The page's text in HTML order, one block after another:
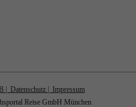
| Datenschutz
| Impressum
Reise GmbH München